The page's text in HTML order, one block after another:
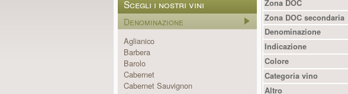
Scegli i nostri vini
Denominazione
Aglianico
Barbera
Barolo
Cabernet
Cabernet Sauvignon
Zona DOC
Zona DOC secondaria
Denominazione
Indicazione
Colore
Categoria vino
Altro